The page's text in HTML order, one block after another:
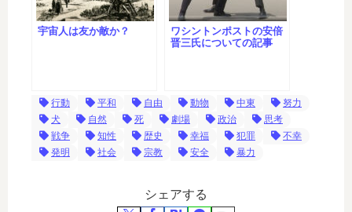
宇宙人は友か敵か？
ワシントンポストの安倍
晋三氏についての記事
行動 平和 自由 動物 中東
努力
犬
自然 死 劇場 政治
思考
戦争
知性 歴史 幸福 犯罪
不幸
発明
社会 宗教 安全 暴力
シェアする